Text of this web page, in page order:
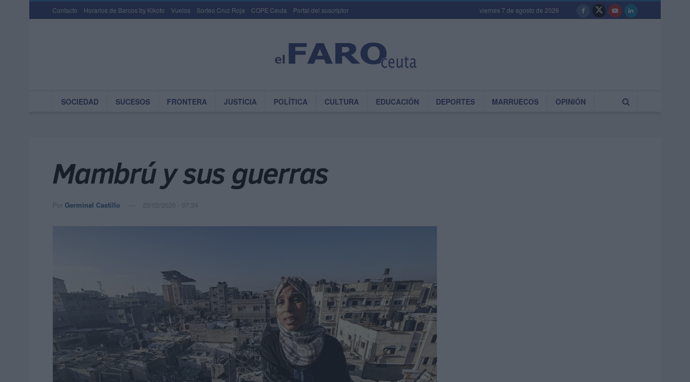
Contacto Horarios de Barcos by Kikoto Vuelos Sorteo Cruz Roja COPE Ceuta Portal del suscriptor viernes 7 de agosto de 2026
SOCIEDAD SUCESOS FRONTERA JUSTICIA POLÍTICA CULTURA EDUCACIÓN DEPORTES MARRUECOS OPINIÓN
Mambrú y sus guerras
Por Germinal Castillo 23/02/2026 - 07:24